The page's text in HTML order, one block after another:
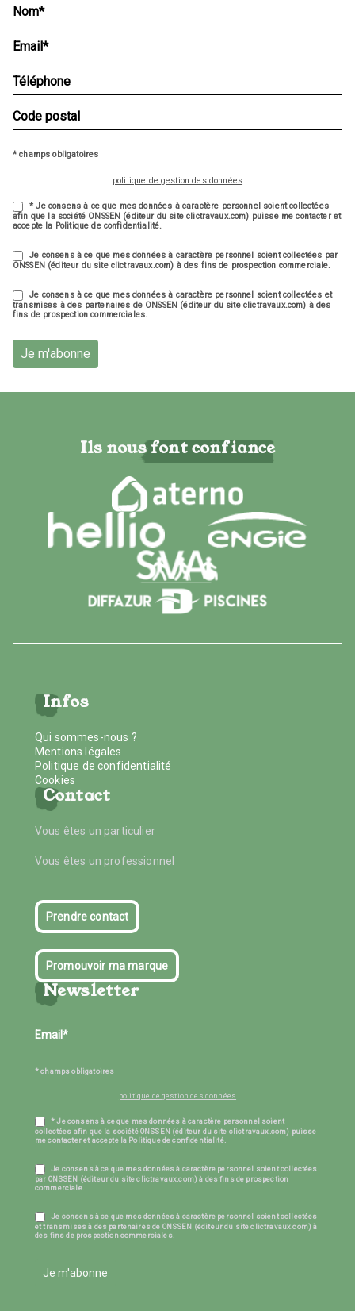
* champs obligatoires
politique de gestion des données
* Je consens à ce que mes données à caractère personnel soient collectées
afin que la société ONSSEN (éditeur du site clictravaux.com) puisse me contacter et
accepte la Politique de confidentialité.
Je consens à ce que mes données à caractère personnel soient collectées par
ONSSEN (éditeur du site clictravaux.com) à des fins de prospection commerciale.
Je consens à ce que mes données à caractère personnel soient collectées et
transmises à des partenaires de ONSSEN (éditeur du site clictravaux.com) à des
fins de prospection commerciales.
Je m'abonne
Ils nous font confiance
Infos
Qui sommes-nous ?
Mentions légales
Politique de confidentialité
Cookies
Contact
Vous êtes un particulier
Vous êtes un professionnel
Prendre contact
Promouvoir ma marque
Newsletter
* champs obligatoires
politique de gestion des données
* Je consens à ce que mes données à caractère personnel soient
collectées afin que la société ONSSEN (éditeur du site clictravaux.com) puisse
me contacter et accepte la Politique de confidentialité.
Je consens à ce que mes données à caractère personnel soient collectées
par ONSSEN (éditeur du site clictravaux.com) à des fins de prospection
commerciale.
Je consens à ce que mes données à caractère personnel soient collectées
et transmises à des partenaires de ONSSEN (éditeur du site clictravaux.com) à
des fins de prospection commerciales.
Je m'abonne